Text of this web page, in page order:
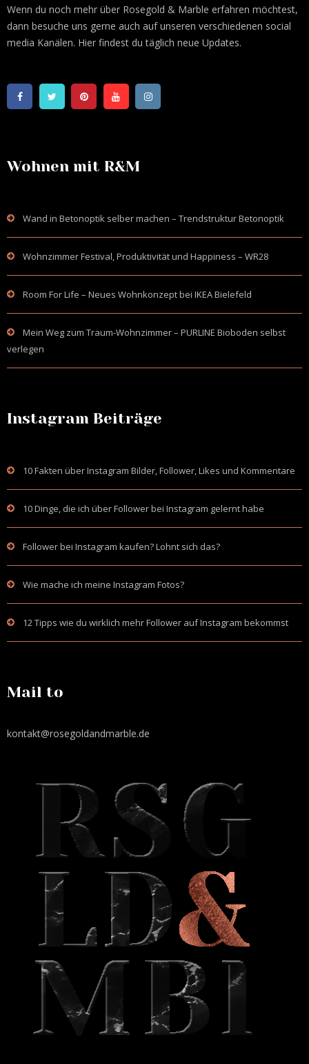
Wenn du noch mehr über Rosegold & Marble erfahren möchtest,
dann besuche uns gerne auch auf unseren verschiedenen social
media Kanälen. Hier findest du täglich neue Updates.
Wohnen mit R&M
Wand in Betonoptik selber machen – Trendstruktur Betonoptik
Wohnzimmer Festival, Produktivität und Happiness – WR28
Room For Life – Neues Wohnkonzept bei IKEA Bielefeld
Mein Weg zum Traum-Wohnzimmer – PURLINE Bioboden selbst
verlegen
Instagram Beiträge
10 Fakten über Instagram Bilder, Follower, Likes und Kommentare
10 Dinge, die ich über Follower bei Instagram gelernt habe
Follower bei Instagram kaufen? Lohnt sich das?
Wie mache ich meine Instagram Fotos?
12 Tipps wie du wirklich mehr Follower auf Instagram bekommst
Mail to
kontakt@rosegoldandmarble.de